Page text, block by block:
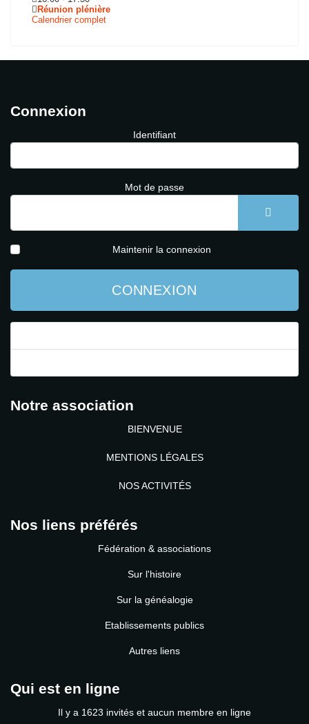
Réunion plénière
Calendrier complet
Connexion
Identifiant
Mot de passe
Maintenir la connexion
CONNEXION
Notre association
BIENVENUE
MENTIONS LÉGALES
NOS ACTIVITÉS
Nos liens préférés
Fédération & associations
Sur l'histoire
Sur la généalogie
Etablissements publics
Autres liens
Qui est en ligne
Il y a 1623 invités et aucun membre en ligne